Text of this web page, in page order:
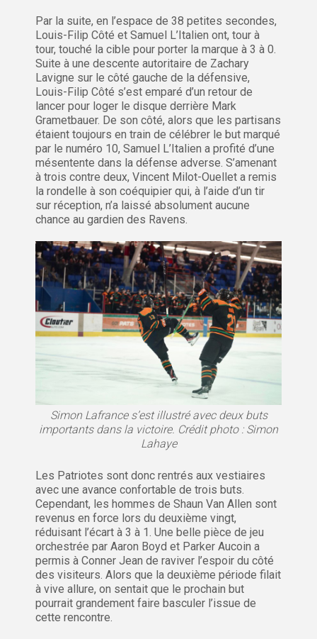
Par la suite, en l’espace de 38 petites secondes,
Louis-Filip Côté et Samuel L’Italien ont, tour à
tour, touché la cible pour porter la marque à 3 à 0.
Suite à une descente autoritaire de Zachary
Lavigne sur le côté gauche de la défensive,
Louis-Filip Côté s’est emparé d’un retour de
lancer pour loger le disque derrière Mark
Grametbauer. De son côté, alors que les partisans
étaient toujours en train de célébrer le but marqué
par le numéro 10, Samuel L’Italien a profité d’une
mésentente dans la défense adverse. S’amenant
à trois contre deux, Vincent Milot-Ouellet a remis
la rondelle à son coéquipier qui, à l’aide d’un tir
sur réception, n’a laissé absolument aucune
chance au gardien des Ravens.
Simon Lafrance s’est illustré avec deux buts
importants dans la victoire. Crédit photo : Simon
Lahaye
Les Patriotes sont donc rentrés aux vestiaires
avec une avance confortable de trois buts.
Cependant, les hommes de Shaun Van Allen sont
revenus en force lors du deuxième vingt,
réduisant l’écart à 3 à 1. Une belle pièce de jeu
orchestrée par Aaron Boyd et Parker Aucoin a
permis à Conner Jean de raviver l’espoir du côté
des visiteurs. Alors que la deuxième période filait
à vive allure, on sentait que le prochain but
pourrait grandement faire basculer l’issue de
cette rencontre.